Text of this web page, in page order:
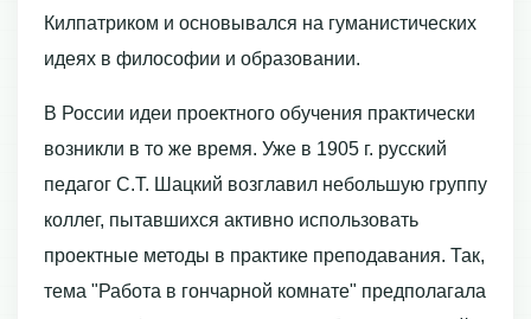
Килпатриком и основывался на гуманистических
идеях в философии и образовании.
В России идеи проектного обучения практически
возникли в то же время. Уже в 1905 г. русский
педагог С.Т. Шацкий возглавил небольшую группу
коллег, пытавшихся активно использовать
проектные методы в практике преподавания. Так,
тема "Работа в гончарной комнате" предполагала